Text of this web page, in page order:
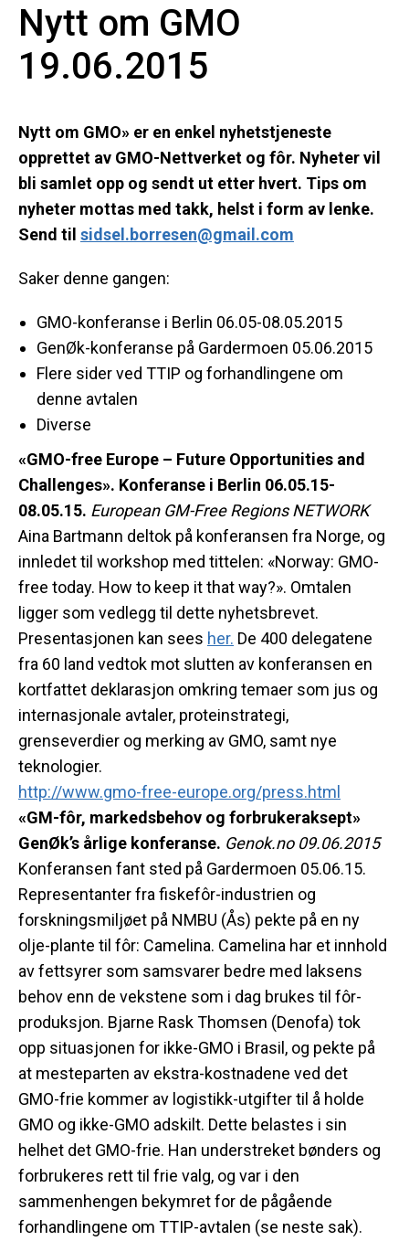
Nytt om GMO
19.06.2015
Nytt om GMO» er en enkel nyhetstjeneste
opprettet av GMO-Nettverket og fôr. Nyheter vil
bli samlet opp og sendt ut etter hvert. Tips om
nyheter mottas med takk, helst i form av lenke.
Send til sidsel.borresen@gmail.com
Saker denne gangen:
GMO-konferanse i Berlin 06.05-08.05.2015
GenØk-konferanse på Gardermoen 05.06.2015
Flere sider ved TTIP og forhandlingene om
denne avtalen
Diverse
«GMO-free Europe – Future Opportunities and
Challenges». Konferanse i Berlin 06.05.15-
08.05.15. European GM-Free Regions NETWORK
Aina Bartmann deltok på konferansen fra Norge, og
innledet til workshop med tittelen: «Norway: GMO-
free today. How to keep it that way?». Omtalen
ligger som vedlegg til dette nyhetsbrevet.
Presentasjonen kan sees her. De 400 delegatene
fra 60 land vedtok mot slutten av konferansen en
kortfattet deklarasjon omkring temaer som jus og
internasjonale avtaler, proteinstrategi,
grenseverdier og merking av GMO, samt nye
teknologier.
http://www.gmo-free-europe.org/press.html
«GM-fôr, markedsbehov og forbrukeraksept»
GenØk’s årlige konferanse. Genok.no 09.06.2015
Konferansen fant sted på Gardermoen 05.06.15.
Representanter fra fiskefôr-industrien og
forskningsmiljøet på NMBU (Ås) pekte på en ny
olje-plante til fôr: Camelina. Camelina har et innhold
av fettsyrer som samsvarer bedre med laksens
behov enn de vekstene som i dag brukes til fôr-
produksjon. Bjarne Rask Thomsen (Denofa) tok
opp situasjonen for ikke-GMO i Brasil, og pekte på
at mesteparten av ekstra-kostnadene ved det
GMO-frie kommer av logistikk-utgifter til å holde
GMO og ikke-GMO adskilt. Dette belastes i sin
helhet det GMO-frie. Han understreket bønders og
forbrukeres rett til frie valg, og var i den
sammenhengen bekymret for de pågående
forhandlingene om TTIP-avtalen (se neste sak).